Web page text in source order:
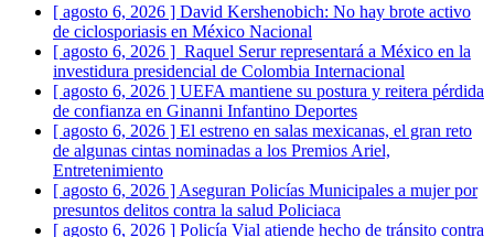
[ agosto 6, 2026 ] David Kershenobich: No hay brote activo
de ciclosporiasis en México Nacional
[ agosto 6, 2026 ] Raquel Serur representará a México en la
investidura presidencial de Colombia Internacional
[ agosto 6, 2026 ] UEFA mantiene su postura y reitera pérdida
de confianza en Ginanni Infantino Deportes
[ agosto 6, 2026 ] El estreno en salas mexicanas, el gran reto
de algunas cintas nominadas a los Premios Ariel,
Entretenimiento
[ agosto 6, 2026 ] Aseguran Policías Municipales a mujer por
presuntos delitos contra la salud Policiaca
[ agosto 6, 2026 ] Policía Vial atiende hecho de tránsito contra